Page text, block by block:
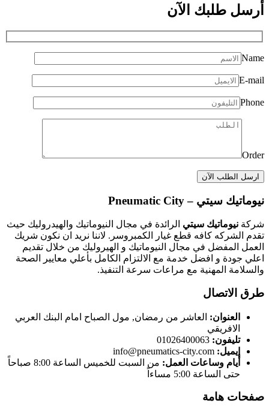
أرسل طلبك الآن
Name
E-mail
Phone
Order
نيوماتيك سيتي – Pneumatic City
شركة نيوماتيك سيتي الرائدة في مجال النيوماتيك والهيدروليك حيث
تقدم الشركه كافه قطع غيار الكمبروسر. لاننا نريد ان نكون شريك
العمل المفضل في مجال النيوماتيك و الهيروليك من خلال تقديم
اعلي جودة و افضل خدمة مع الالتزام الكامل بأعلي معايير الصحة
والسلامة المهنية مع مراعات سرعة التنفيذ.
طرق الاتصال
العنوان: العاشر من رمضان, مول الصباح امام البنك العربي
الافريقي
تليفون: 01026400063
إيميل: info@pneumatics-city.com
أيام وساعات العمل:
من السبت للخميس الساعة 8:00 صباحاً
حتى الساعة 5:00 مساءاً
صفحات هامة